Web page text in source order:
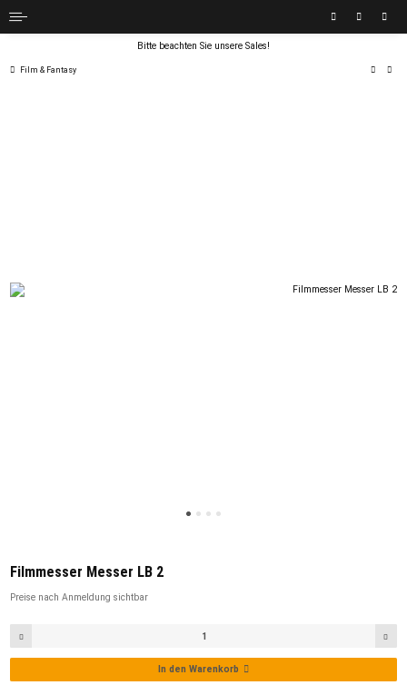
Bitte beachten Sie unsere Sales!
Film & Fantasy
Filmmesser Messer LB 2
Preise nach Anmeldung sichtbar
In den Warenkorb